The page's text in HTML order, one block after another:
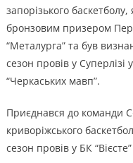
запорізького
бронзовим призером
“Металурга” та був
сезон провів у Суперлізі
“Черкаських мавп”.
Приєднався до команди
криворіжського
сезон провів у БК